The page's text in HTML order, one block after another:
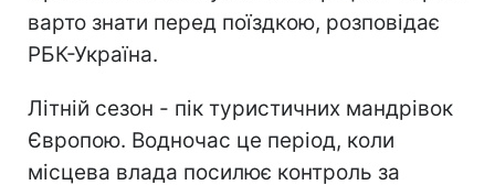
варто знати перед поїздкою, розповідає
РБК-Україна.
Літній сезон - пік туристичних мандрівок
Європою. Водночас це період, коли
місцева влада посилює контроль за